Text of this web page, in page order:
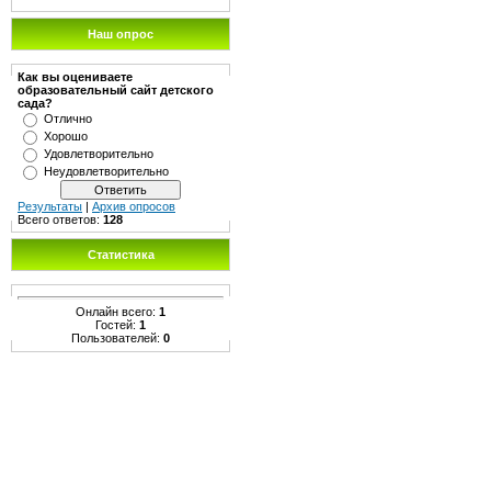
Наш опрос
Как вы оцениваете
образовательный сайт детского
сада?
Отлично
Хорошо
Удовлетворительно
Неудовлетворительно
Результаты | Архив опросов
Всего ответов: 128
Статистика
Онлайн всего: 1
Гостей: 1
Пользователей: 0